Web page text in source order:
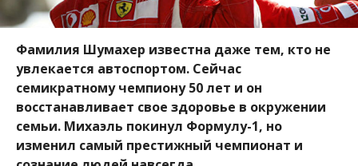
Фамилия Шумахер известна даже тем, кто не
увлекается автоспортом. Сейчас
семикратному чемпиону 50 лет и он
восстанавливает свое здоровье в окружении
семьи. Михаэль покинул Формулу-1, но
изменил самый престижный чемпионат и